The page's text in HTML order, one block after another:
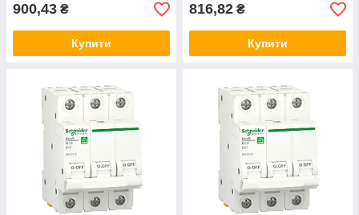
900,43 ₴
Купити
816,82 ₴
Купити